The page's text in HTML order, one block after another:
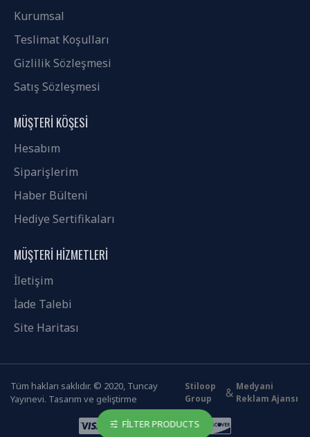
boynuystu
veyreyn
deyneytmey
boynuystu
siyteyleyr
deyneytmey
boynuystu
veyreyn
deyneytmey
boynuystu
siyteyleyr
boynuystu
veyreyn
deyneytmey
veyreyn
siyteyleyr
deyneytmey
Kurumsal
Teslimat Koşulları
Gizlilik Sözleşmesi
Satış Sözleşmesi
MÜŞTERI KÖŞESI
Hesabım
Siparişlerim
Haber Bülteni
Hediye Sertifikaları
MÜŞTERI HIZMETLERI
İletişim
İade Talebi
Site Haritası
Tüm hakları saklıdır. © 2020, Tuncay
Yayınevi. Tasarım ve geliştirme
Stiloop
Group
& Medyani
Reklam Ajansı
FILTER PRODUCTS